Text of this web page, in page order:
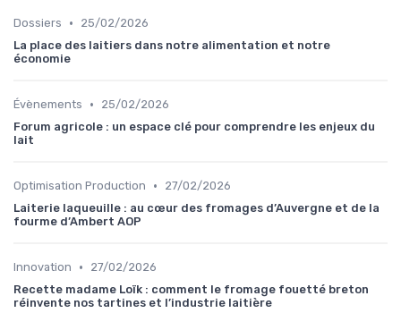
Dossiers •
25/02/2026
La place des laitiers dans notre alimentation et notre
économie
Évènements •
25/02/2026
Forum agricole : un espace clé pour comprendre les enjeux du
lait
Optimisation Production •
27/02/2026
Laiterie laqueuille : au cœur des fromages d’Auvergne et de la
fourme d’Ambert AOP
Innovation •
27/02/2026
Recette madame Loïk : comment le fromage fouetté breton
réinvente nos tartines et l’industrie laitière